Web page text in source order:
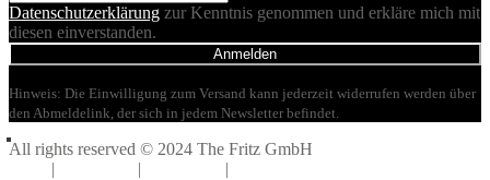
Datenschutzerklärung zur Kenntnis genommen und erkläre mich mit
diesen einverstanden.
Anmelden
Hinweis: Die Einwilligung zum Versand kann jederzeit widerrufen werden über
den Abmeldelink, der sich in jedem Newsletter befindet.
All rights reserved © 2024 The Fritz GmbH
| | |